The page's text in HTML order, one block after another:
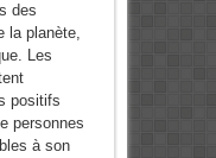
des
la planète,
Les
positifs
personnes
à son